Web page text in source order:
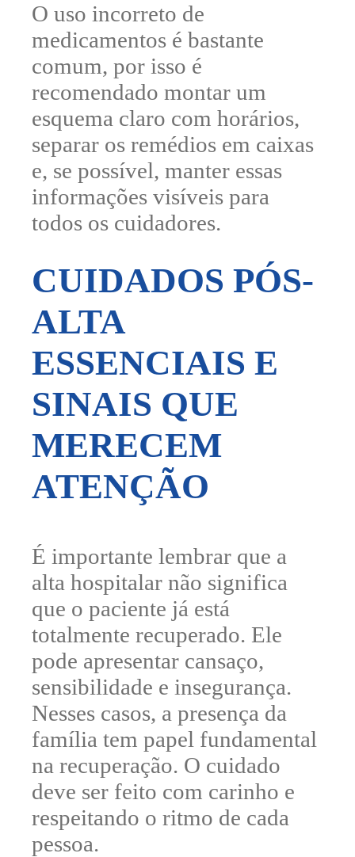
O uso incorreto de
medicamentos é bastante
comum, por isso é
recomendado montar um
esquema claro com horários,
separar os remédios em caixas
e, se possível, manter essas
informações visíveis para
todos os cuidadores.
CUIDADOS PÓS-
ALTA
ESSENCIAIS E
SINAIS QUE
MERECEM
ATENÇÃO
É importante lembrar que a
alta hospitalar não significa
que o paciente já está
totalmente recuperado. Ele
pode apresentar cansaço,
sensibilidade e insegurança.
Nesses casos, a presença da
família tem papel fundamental
na recuperação. O cuidado
deve ser feito com carinho e
respeitando o ritmo de cada
pessoa.